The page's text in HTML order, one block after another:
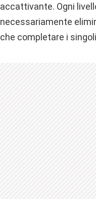
accattivante. Ogni
necessariamente
che completare i